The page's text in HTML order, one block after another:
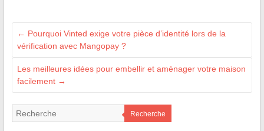
← Pourquoi Vinted exige votre pièce d’identité lors de la
vérification avec Mangopay ?
Les meilleures idées pour embellir et aménager votre maison
facilement →
Recherche